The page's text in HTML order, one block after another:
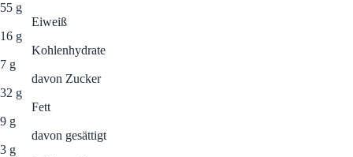
55 g
Eiweiß
16 g
Kohlenhydrate
7 g
davon Zucker
32 g
Fett
9 g
davon gesättigt
3 g